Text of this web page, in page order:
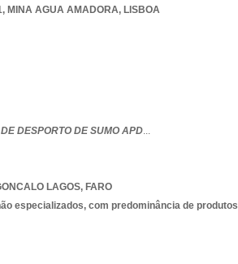
, MINA AGUA AMADORA, LISBOA
DESPORTO DE SUMO APD...
LAGOS, FARO
especializados, com predominância de produtos